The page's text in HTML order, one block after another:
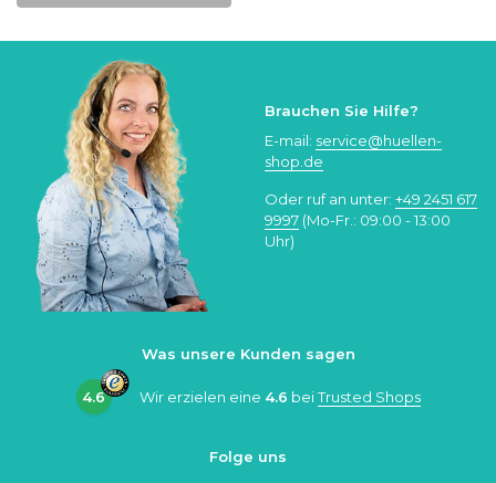
Brauchen Sie Hilfe?
E-mail: service@huellen-
shop.de
Oder ruf an unter: +49 2451 617
9997 (Mo-Fr.: 09:00 - 13:00
Uhr)
Was unsere Kunden sagen
4.6 Wir erzielen eine 4.6 beiTrusted Shops
Folge uns